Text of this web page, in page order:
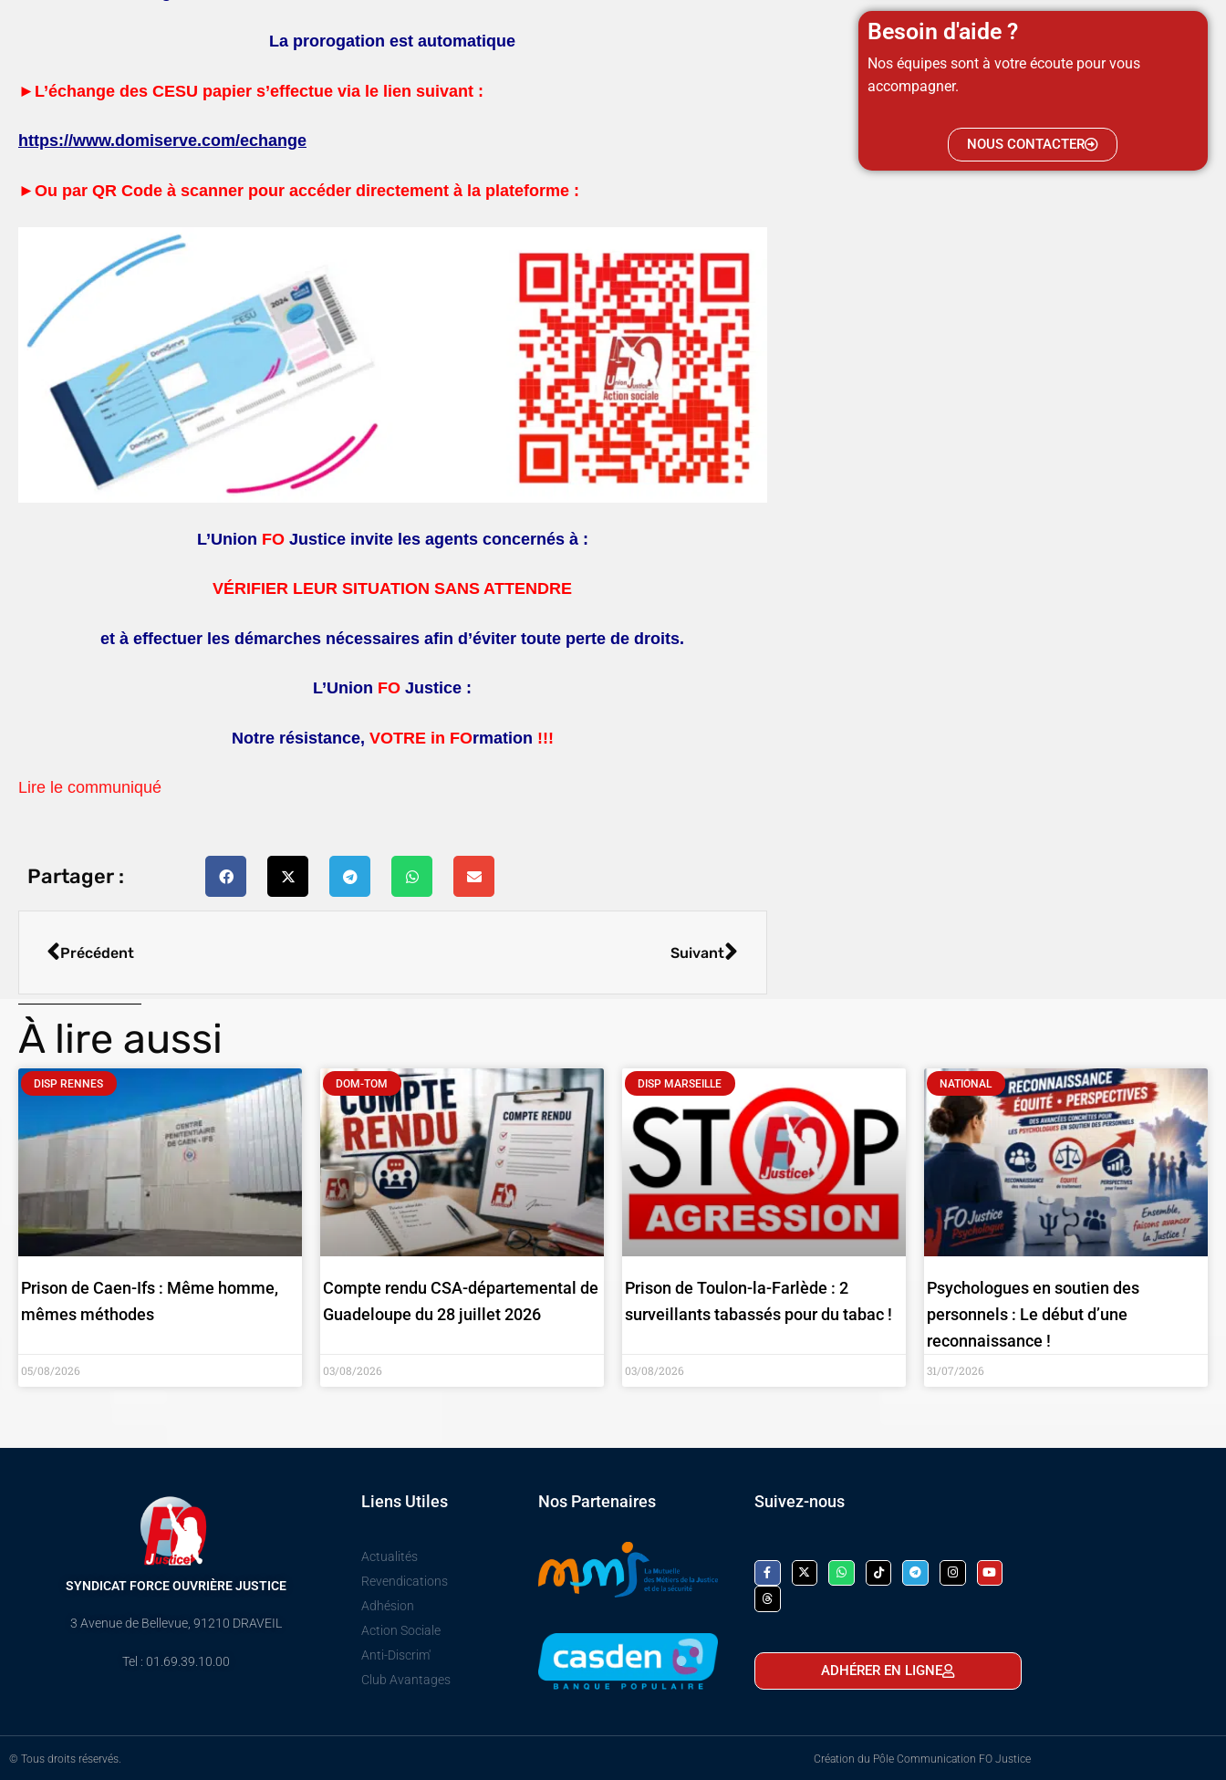
La prorogation est automatique
►L’échange des CESU papier s’effectue via le lien suivant :
https://www.domiserve.com/echange
►Ou par QR Code à scanner pour accéder directement à la plateforme :
L’Union FO Justice invite les agents concernés à :
VÉRIFIER LEUR SITUATION SANS ATTENDRE
et à effectuer les démarches nécessaires afin d’éviter toute perte de droits.
L’Union FO Justice :
Notre résistance, VOTRE in FOrmation !!!
Lire le communiqué
Partager :
Précédent Suivant
Besoin d'aide ?
Nos équipes sont à votre écoute pour vous
accompagner.
NOUS CONTACTER
À lire aussi
DISP RENNES
Prison de Caen-Ifs : Même homme,
mêmes méthodes
05/08/2026
DOM-TOM
Compte rendu CSA-départemental de
Guadeloupe du 28 juillet 2026
03/08/2026
DISP MARSEILLE
Prison de Toulon-la-Farlède : 2
surveillants tabassés pour du tabac !
03/08/2026
NATIONAL
Psychologues en soutien des
personnels : Le début d’une
reconnaissance !
31/07/2026
SYNDICAT FORCE OUVRIÈRE JUSTICE
3 Avenue de Bellevue, 91210 DRAVEIL
Tel : 01.69.39.10.00
Liens Utiles
Actualités
Revendications
Adhésion
Action Sociale
Anti-Discrim'
Club Avantages
Nos Partenaires Suivez-nous
ADHÉRER EN LIGNE
© Tous droits réservés. Création du Pôle Communication FO Justice